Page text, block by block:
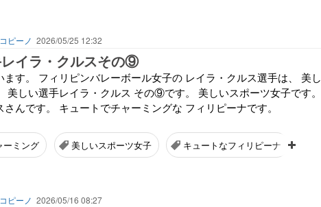
ピーノ 2026/05/25 12:32
イラ・クルスその⑨
ます。 フィリピンバレーボール女子の レイラ・クルス選手は、 美し
美しい選手レイラ・クルス その⑨です。 美しいスポーツ女子です。
さんです。 キュートでチャーミングな フィリピーナです。
ーミング 美しいスポーツ女子 キュートなフィリピーナ
ピーノ 2026/05/16 08:27